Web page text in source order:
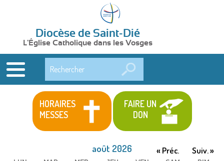
Diocèse de Saint-Dié
L'Église Catholique dans les Vosges
HORAIRES
MESSES
FAIRE UN
DON
août 2026 « Préc. Suiv. »